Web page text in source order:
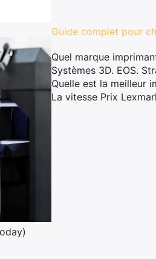
Guide complet pour
Quel marque
Systèmes 3D. EOS.
Quelle est la meilleur
La vitesse Prix